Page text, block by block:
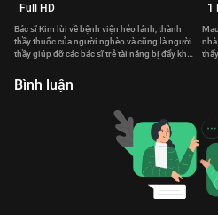
Full HD
Bác sĩ Kim lùi về bệnh viện hẻo lánh, thành
thầy thuốc của người nghèo và cũng là người
thầy giúp đỡ các bác sĩ trẻ tài năng bị đẩy khỏi
1
Bình luận